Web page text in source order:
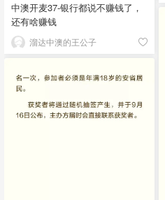
中澳开麦37-银行都说不赚钱了，
还有啥赚钱
溜达中澳的王公子